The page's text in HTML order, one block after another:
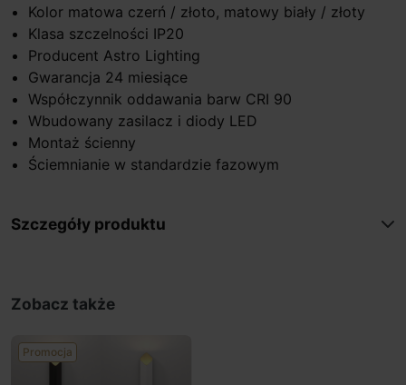
Kolor matowa czerń / złoto, matowy biały / złoty
Klasa szczelności IP20
Producent Astro Lighting
Gwarancja 24 miesiące
Współczynnik oddawania barw CRI 90
Wbudowany zasilacz i diody LED
Montaż ścienny
Ściemnianie w standardzie fazowym
Szczegóły produktu
Zobacz także
Promocja